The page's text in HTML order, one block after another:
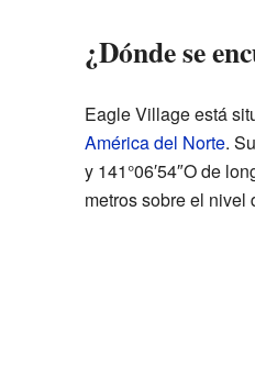
¿Dónde se
Eagle Village está
América del Norte.
y 141°06′54″O de
metros sobre el nivel